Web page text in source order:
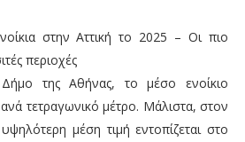
στην Αττική το 2025 – Οι πιο
περιοχές
Δήμο της Αθήνας, το μέσο ενοίκιο
τετραγωνικό μέτρο. Μάλιστα, στον
μέση τιμή εντοπίζεται στο